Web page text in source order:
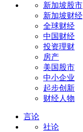
新加坡股市
新加坡财经
全球财经
中国财经
投资理财
房产
美国股市
中小企业
起步创新
财经人物
言论
社论